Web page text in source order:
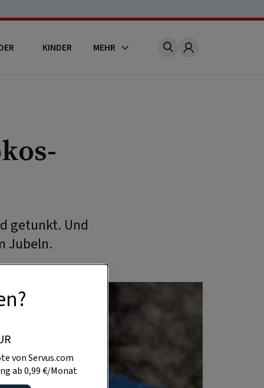
KINDER MEHR Account
getunkt. Und
Jubeln.
von Servus.com
ab 0,99 €/Monat